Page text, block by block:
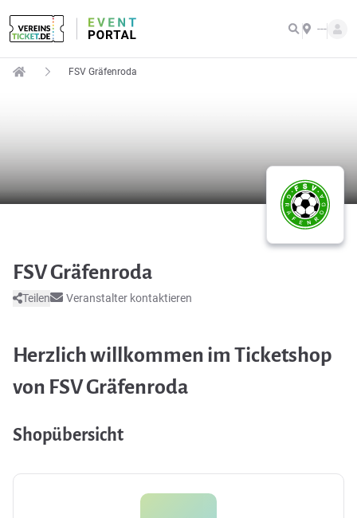
---
FSV Gräfenroda
FSV Gräfenroda
Teilen Veranstalter kontaktieren
Herzlich willkommen im Ticketshop
von FSV Gräfenroda
Shopübersicht